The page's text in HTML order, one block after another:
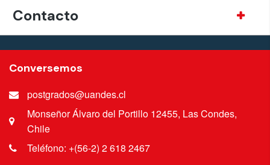
Contacto
Conversemos
postgrados@uandes.cl
Monseñor Álvaro del Portillo 12455, Las Condes,
Chile
Teléfono: +(56-2) 2 618 2467